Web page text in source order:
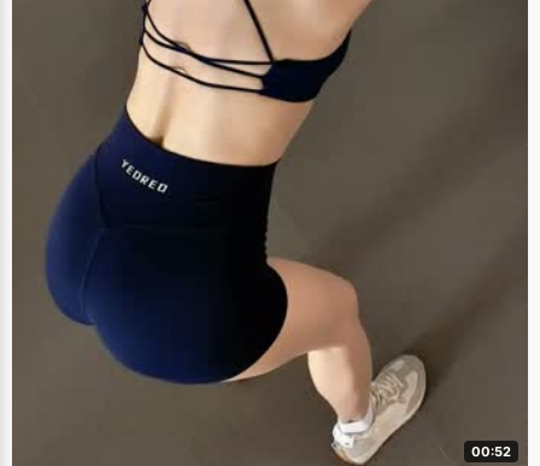
00:52